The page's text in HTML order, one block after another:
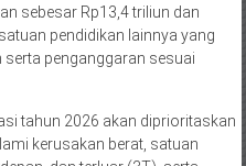
sebesar Rp13,4 triliun dan
pendidikan lainnya yang
penganggaran sesuai
tahun 2026 akan diprioritaskan
kerusakan berat, satuan